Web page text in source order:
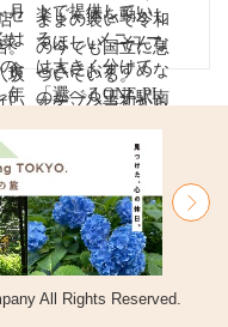
All Rights Reserved.